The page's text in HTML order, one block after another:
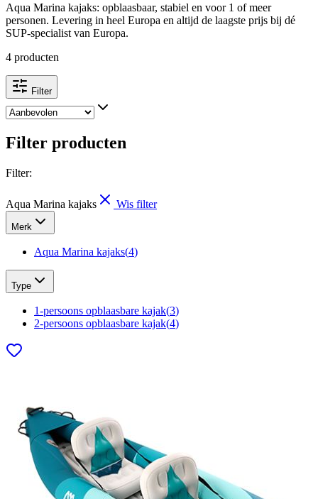
Aqua Marina kajaks: opblaasbaar, stabiel en voor 1 of meer
personen. Levering in heel Europa en altijd de laagste prijs bij dé
SUP-specialist van Europa.
4 producten
Filter
Filter producten
Filter:
Aqua Marina kajaks Wis filter
Merk
Aqua Marina kajaks(4)
Type
1-persoons opblaasbare kajak(3)
2-persoons opblaasbare kajak(4)